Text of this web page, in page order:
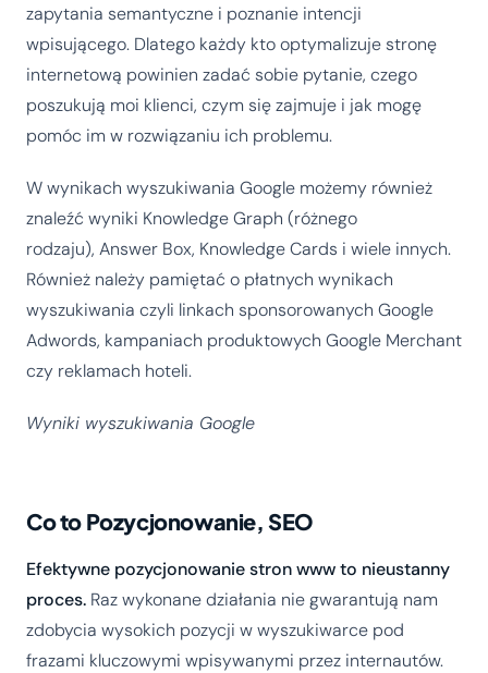
zapytania semantyczne i poznanie intencji
wpisującego. Dlatego każdy kto optymalizuje stronę
internetową powinien zadać sobie pytanie, czego
poszukują moi klienci, czym się zajmuje i jak mogę
pomóc im w rozwiązaniu ich problemu.
W wynikach wyszukiwania Google możemy również
znaleźć wyniki Knowledge Graph (różnego
rodzaju), Answer Box, Knowledge Cards i wiele innych.
Również należy pamiętać o płatnych wynikach
wyszukiwania czyli linkach sponsorowanych Google
Adwords, kampaniach produktowych Google Merchant
czy reklamach hoteli.
Wyniki wyszukiwania Google
Co to Pozycjonowanie, SEO
Efektywne pozycjonowanie stron www to nieustanny
proces. Raz wykonane działania nie gwarantują nam
zdobycia wysokich pozycji w wyszukiwarce pod
frazami kluczowymi wpisywanymi przez internautów.